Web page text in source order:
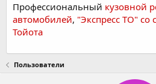
Профессиональный кузовной
автомобилей, "Экспресс ТО" со
Тойота
Пользователи